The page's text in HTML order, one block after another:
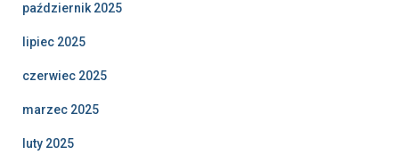
październik 2025
lipiec 2025
czerwiec 2025
marzec 2025
luty 2025